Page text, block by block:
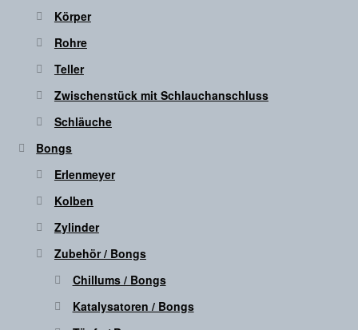
Körper
Rohre
Teller
Zwischenstück mit Schlauchanschluss
Schläuche
Bongs
Erlenmeyer
Kolben
Zylinder
Zubehör / Bongs
Chillums / Bongs
Katalysatoren / Bongs